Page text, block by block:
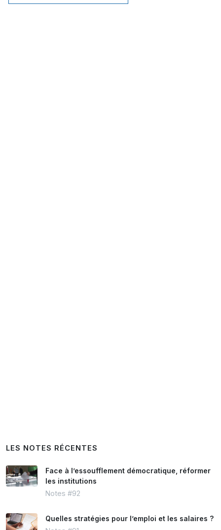
LES NOTES RÉCENTES
Face à l’essoufflement démocratique, réformer
les institutions
Notes #92
Quelles stratégies pour l’emploi et les salaires ?